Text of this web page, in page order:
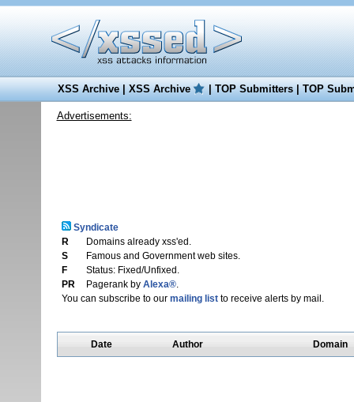
XSS Archive|XSS Archive |TOP Submitters|TOP
Advertisements:
Syndicate
R
Domains already xss'ed.
S
Famous and Government web sites.
F
Status: Fixed/Unfixed.
PR
Pagerank by Alexa®.
You can subscribe to our mailing listto receive alerts by mail.
Date Author Domain